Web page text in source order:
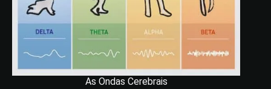
As Ondas Cerebrais